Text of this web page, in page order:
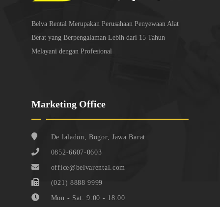
Belva Rental Merupakan Perusahaan Penyewaan Alat
Berat yang Berpengalaman Lebih dari 15 Tahun
Melayani dengan Profesional
Marketing Office
De laladon, Bogor, Jawa Barat
0852-6607-0603
office@belvarental.com
(021) 8888 9999
Mon - Sat: 9:00 - 18:00